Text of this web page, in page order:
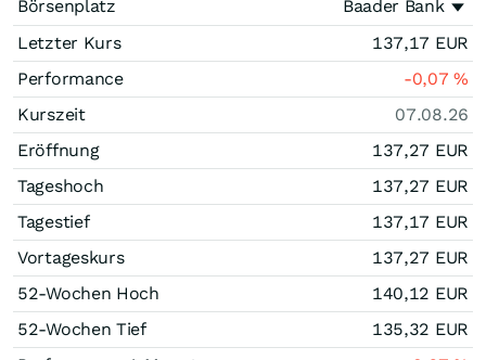
Börsenplatz
Baader Bank
Letzter Kurs
137,17 EUR
Performance
-0,07%
Kurszeit
07.08.26
Eröffnung
137,27 EUR
Tageshoch
137,27 EUR
Tagestief
137,17 EUR
Vortageskurs
137,27 EUR
52-Wochen Hoch
140,12 EUR
52-Wochen Tief
135,32 EUR